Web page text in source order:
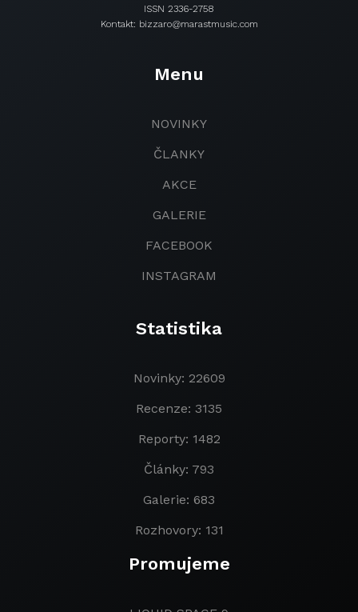
ISSN 2336-2758
Kontakt: bizzaro@marastmusic.com
Menu
NOVINKY
ČLANKY
AKCE
GALERIE
FACEBOOK
INSTAGRAM
Statistika
Novinky: 22609
Recenze: 3135
Reporty: 1482
Články: 793
Galerie: 683
Rozhovory: 131
Promujeme